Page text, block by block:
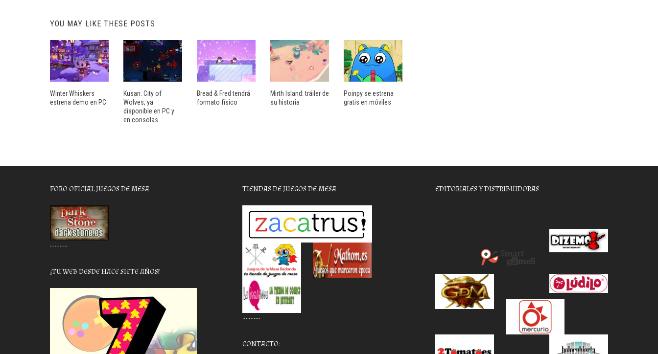
YOU MAY LIKE THESE POSTS
Winter Whiskers
estrena demo en PC
Kusan: City of
Wolves, ya
disponible en PC y
en consolas
Bread & Fred tendrá
formato físico
Mirth Island: tráiler de
su historia
Poinpy se estrena
gratis en móviles
FORO OFICIAL JUEGOS DE MESA
………..
¡TU WEB DESDE HACE SIETE AÑOS!
TIENDAS DE JUEGOS DE MESA
………..
CONTACTO:
EDITORIALES Y DISTRIBUIDORAS